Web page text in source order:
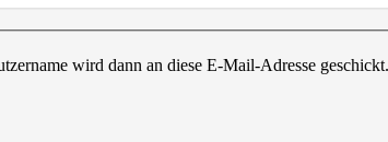
wird dann an diese E-Mail-Adresse geschickt.